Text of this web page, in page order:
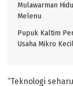
Mulawarman
Melenu
Pupuk Kaltim
Usaha Mikro
“Teknologi